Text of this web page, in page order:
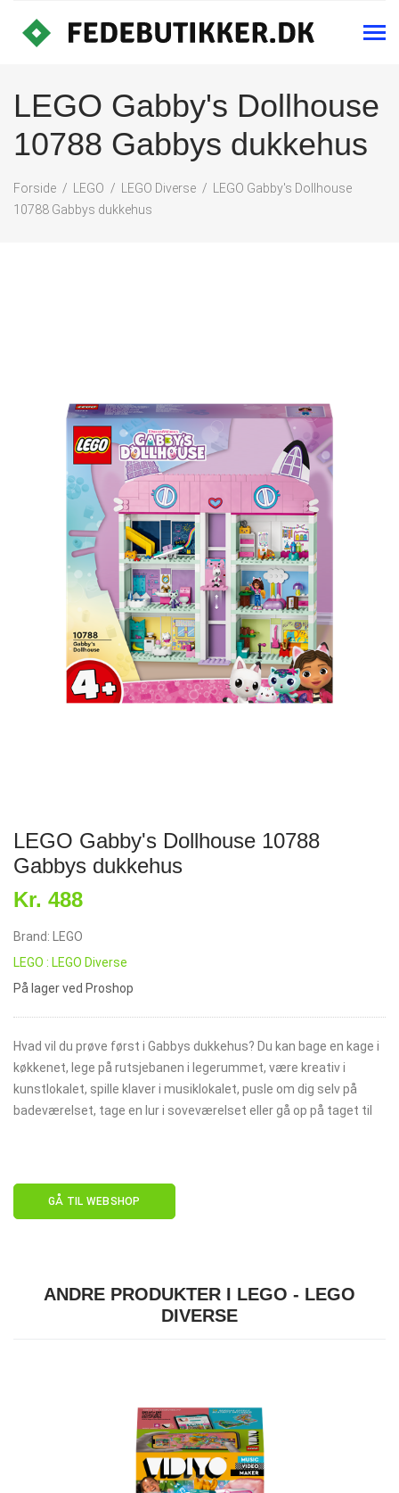
LEGO Gabby's Dollhouse
10788 Gabbys dukkehus
Forside LEGO LEGO Diverse
LEGO Gabby's Dollhouse
10788 Gabbys dukkehus
LEGO Gabby's Dollhouse 10788
Gabbys dukkehus
Kr. 488
Brand: LEGO
LEGO : LEGO Diverse
På lager ved Proshop
Hvad vil du prøve først i Gabbys dukkehus? Du kan bage en kage i
køkkenet, lege på rutsjebanen i legerummet, være kreativ i
kunstlokalet, spille klaver i musiklokalet, pusle om dig selv på
badeværelset, tage en lur i soveværelset eller gå op på taget til
GÅ TIL WEBSHOP
ANDRE PRODUKTER I LEGO - LEGO
DIVERSE